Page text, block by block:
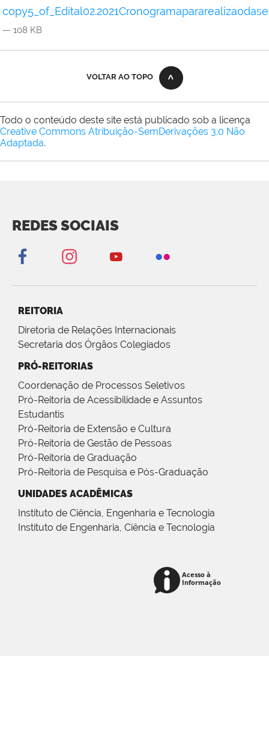
— 108 KB
VOLTAR AO TOPO
Todo o conteúdo deste site está publicado sob a licença
Creative Commons Atribuição-SemDerivações 3.0 Não
Adaptada.
REDES SOCIAIS
REITORIA
Diretoria de Relações Internacionais
Secretaria dos Órgãos Colegiados
PRÓ-REITORIAS
Coordenação de Processos Seletivos
Pró-Reitoria de Acessibilidade e Assuntos
Estudantis
Pró-Reitoria de Extensão e Cultura
Pró-Reitoria de Gestão de Pessoas
Pró-Reitoria de Graduação
Pró-Reitoria de Pesquisa e Pós-Graduação
UNIDADES ACADÊMICAS
Instituto de Ciência, Engenharia e Tecnologia
Instituto de Engenharia, Ciência e Tecnologia